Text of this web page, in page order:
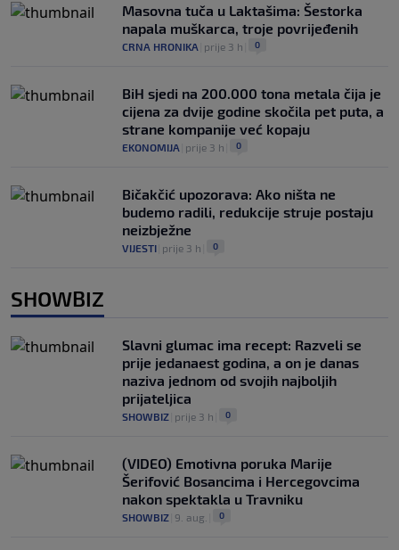
Masovna tuča u Laktašima: Šestorka
napala muškarca, troje povrijeđenih
CRNA HRONIKA prije 3 h 0
BiH sjedi na 200.000 tona metala čija je
cijena za dvije godine skočila pet puta, a
strane kompanije već kopaju
EKONOMIJA prije 3 h 0
Bičakčić upozorava: Ako ništa ne
budemo radili, redukcije struje postaju
neizbježne
VIJESTI prije 3 h 0
SHOWBIZ
Slavni glumac ima recept: Razveli se
prije jedanaest godina, a on je danas
naziva jednom od svojih najboljih
prijateljica
SHOWBIZ prije 3 h 0
(VIDEO) Emotivna poruka Marije
Šerifović Bosancima i Hercegovcima
nakon spektakla u Travniku
SHOWBIZ 9. aug. 0